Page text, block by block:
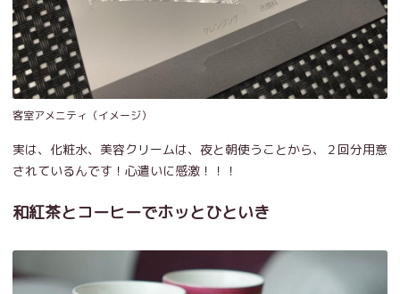
客室アメニティ（イメージ）
実は、化粧水、美容クリームは、夜と朝使うことから、２回分用意
されているんです！心遣いに感激！！！
和紅茶とコーヒーでホッとひといき